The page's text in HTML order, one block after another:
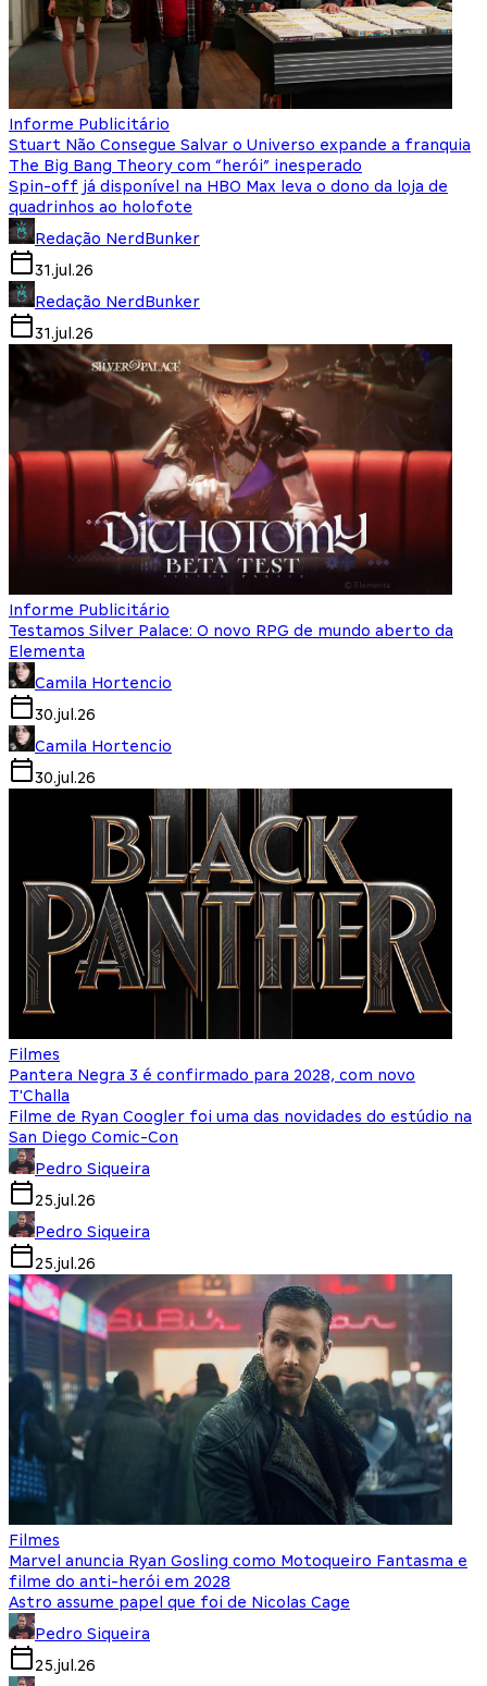
Informe Publicitário
Stuart Não Consegue Salvar o Universo expande a franquia
The Big Bang Theory com “herói” inesperado
Spin-off já disponível na HBO Max leva o dono da loja de
quadrinhos ao holofote
Redação NerdBunker
31.jul.26
Redação NerdBunker
31.jul.26
Informe Publicitário
Testamos Silver Palace: O novo RPG de mundo aberto da
Elementa
Camila Hortencio
30.jul.26
Camila Hortencio
30.jul.26
Filmes
Pantera Negra 3 é confirmado para 2028, com novo
T'Challa
Filme de Ryan Coogler foi uma das novidades do estúdio na
San Diego Comic-Con
Pedro Siqueira
25.jul.26
Pedro Siqueira
25.jul.26
Filmes
Marvel anuncia Ryan Gosling como Motoqueiro Fantasma e
filme do anti-herói em 2028
Astro assume papel que foi de Nicolas Cage
Pedro Siqueira
25.jul.26